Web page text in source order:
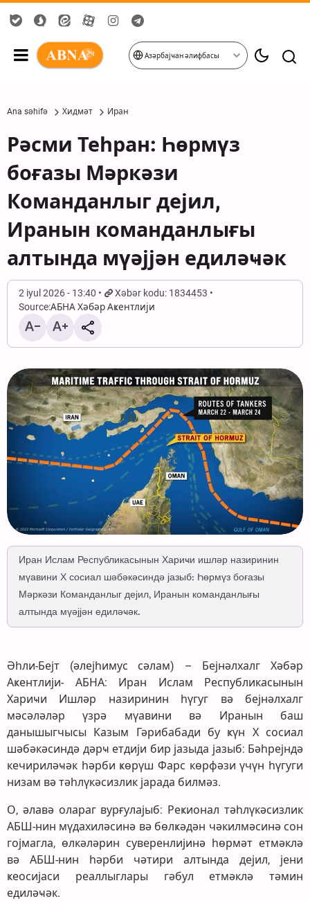
Азәрбајҹан әлифбасы
Ana səhifə Хидмәт Иран
Рәсми Теһран: Һөрмүз
боғазы Мәркәзи
Команданлыг дејил,
Иранын команданлығы
алтында мүәјјән едиләҹәк
2 iyul 2026 - 13:40
Xəbər kodu: 1834453
Source:АБНА Хәбәр Аҝентлији
Иран Ислам Республикасынын Хариҹи ишләр назиринин
мүавини Х сосиал шәбәкәсиндә јазыб: Һөрмүз боғазы
Мәркәзи Команданлыг дејил, Иранын команданлығы
алтында мүәјјән едиләҹәк.
Әһли-Бејт (әлејһимус сәлам) – Бејнәлхалг Хәбәр
Аҝентлији- АБНА: Иран Ислам Республикасынын
Хариҹи Ишләр назиринин һүгуг вә бејнәлхалг
мәсәләләр үзрә мүавини вә Иранын баш
данышыгчысы Казым Гәрибабади бу ҝүн Х сосиал
шәбәкәсиндә дәрҹ етдији бир јазыда јазыб: Бәһрејндә
кечириләҹәк һәрби ҝөрүш Фарс көрфәзи үчүн һүгуги
низам вә тәһлүкәсизлик јарада билмәз.
О, әлавә олараг вурғулајыб: Реҝионал тәһлүкәсизлик
АБШ-нин мүдахиләсинә вә бөлҝәдән чәкилмәсинә сон
гојмагла, өлкәләрин суверенлијинә һөрмәт етмәклә
вә АБШ-нин һәрби чәтири алтында дејил, јени
ҝеосијаси реаллыглары гәбул етмәклә тәмин
едиләҹәк.